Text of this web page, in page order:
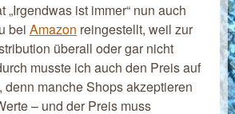
„Irgendwas ist immer“ nun auch
bei Amazon reingestellt, weil zur
überall oder gar nicht
musste ich auch den Preis auf
denn manche Shops akzeptieren
– und der Preis muss